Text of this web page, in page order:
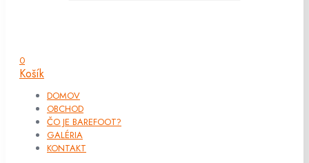
0
Košík
DOMOV
OBCHOD
ČO JE BAREFOOT?
GALÉRIA
KONTAKT